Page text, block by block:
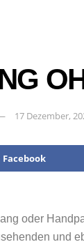
17 Dezember,
oder
und